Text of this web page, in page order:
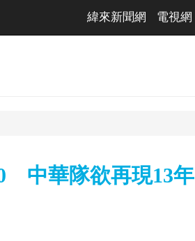
緯來新聞網 電視網
中華隊欲再現13年